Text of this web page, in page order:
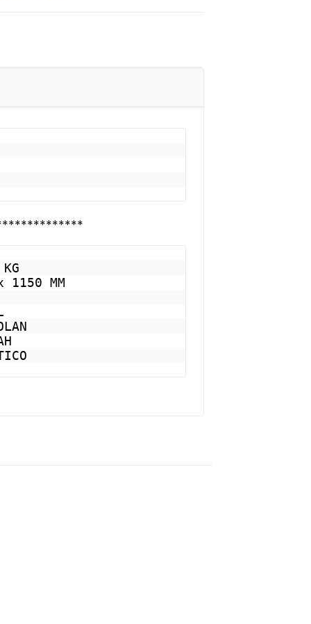
1150 MM